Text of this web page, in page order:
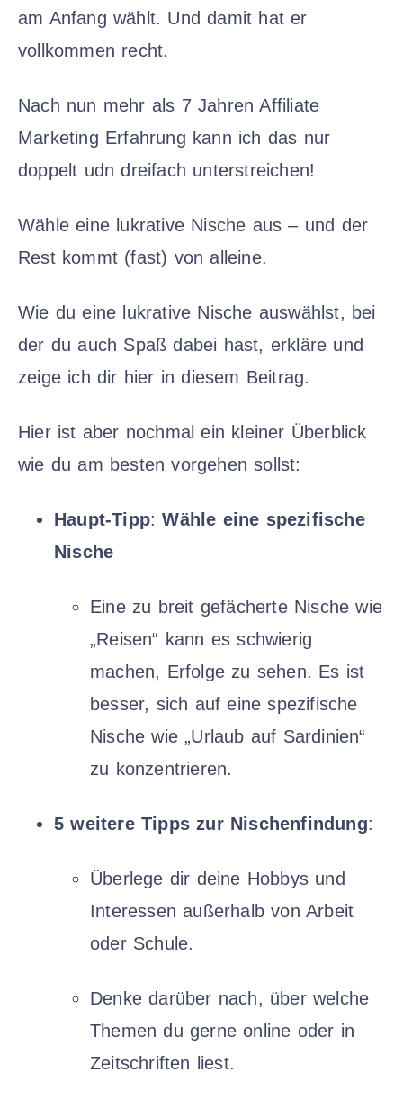
am Anfang wählt. Und damit hat er
vollkommen recht.
Nach nun mehr als 7 Jahren Affiliate
Marketing Erfahrung kann ich das nur
doppelt udn dreifach unterstreichen!
Wähle eine lukrative Nische aus – und der
Rest kommt (fast) von alleine.
Wie du eine lukrative Nische auswählst, bei
der du auch Spaß dabei hast, erkläre und
zeige ich dir hier in diesem Beitrag.
Hier ist aber nochmal ein kleiner Überblick
wie du am besten vorgehen sollst:
Haupt-Tipp:Wähle eine spezifische
Nische
Eine zu breit gefächerte Nische wie
„Reisen“ kann es schwierig
machen, Erfolge zu sehen. Es ist
besser, sich auf eine spezifische
Nische wie „Urlaub auf Sardinien“
zu konzentrieren.
5 weitere Tipps zur Nischenfindung:
Überlege dir deine Hobbys und
Interessen außerhalb von Arbeit
oder Schule.
Denke darüber nach, über welche
Themen du gerne online oder in
Zeitschriften liest.